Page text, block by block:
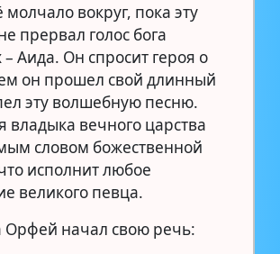
молчало вокруг, пока эту
прервал голос бога
Аида. Он спросит героя о
он прошел свой длинный
эту волшебную песню.
владыка вечного царства
словом божественной
исполнит любое
великого певца.
Орфей начал свою речь: